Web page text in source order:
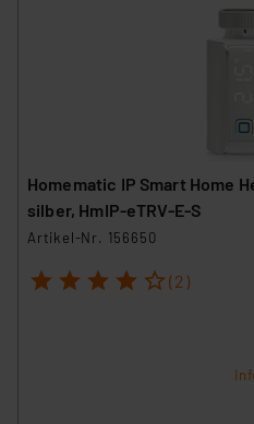
Homematic IP Smart Home
silber, HmIP-eTRV-E-S
Artikel-Nr. 156650
1 2 3 4 5 (2)